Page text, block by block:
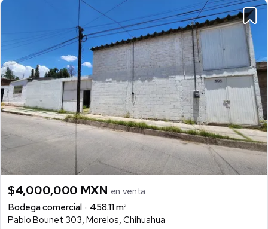
$4,000,000 MXN en venta
Bodega comercial
458.11 m²
Pablo Bounet 303, Morelos, Chihuahua